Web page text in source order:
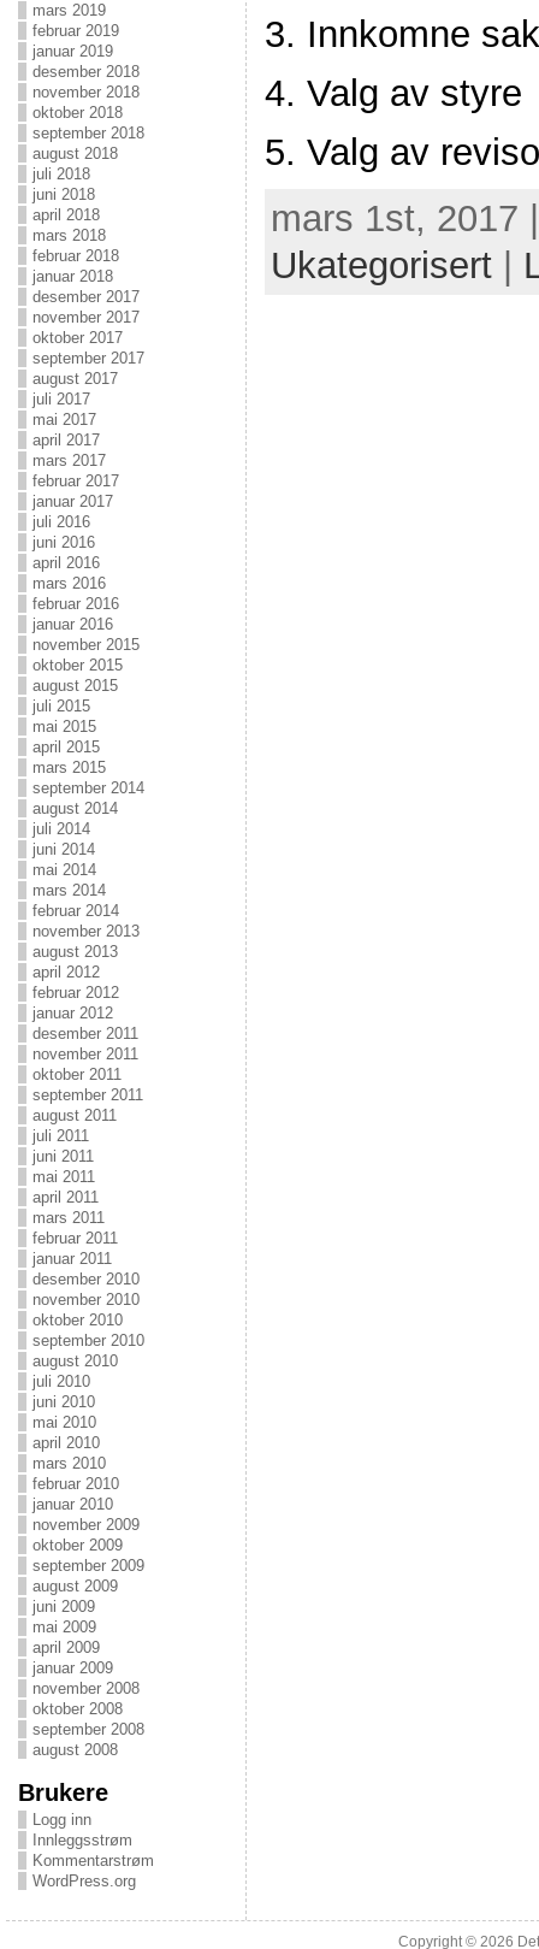
mars 2019
februar 2019
januar 2019
desember 2018
november 2018
oktober 2018
september 2018
august 2018
juli 2018
juni 2018
april 2018
mars 2018
februar 2018
januar 2018
desember 2017
november 2017
oktober 2017
september 2017
august 2017
juli 2017
mai 2017
april 2017
mars 2017
februar 2017
januar 2017
juli 2016
juni 2016
april 2016
mars 2016
februar 2016
januar 2016
november 2015
oktober 2015
august 2015
juli 2015
mai 2015
april 2015
mars 2015
september 2014
august 2014
juli 2014
juni 2014
mai 2014
mars 2014
februar 2014
november 2013
august 2013
april 2012
februar 2012
januar 2012
desember 2011
november 2011
oktober 2011
september 2011
august 2011
juli 2011
juni 2011
mai 2011
april 2011
mars 2011
februar 2011
januar 2011
desember 2010
november 2010
oktober 2010
september 2010
august 2010
juli 2010
juni 2010
mai 2010
april 2010
mars 2010
februar 2010
januar 2010
november 2009
oktober 2009
september 2009
august 2009
juni 2009
mai 2009
april 2009
januar 2009
november 2008
oktober 2008
september 2008
august 2008
Brukere
Logg inn
Innleggsstrøm
Kommentarstrøm
WordPress.org
3. Innkomne
4. Valg av styre
5. Valg av
mars 1st, 2017
Ukategorisert|
Copyright © 2026